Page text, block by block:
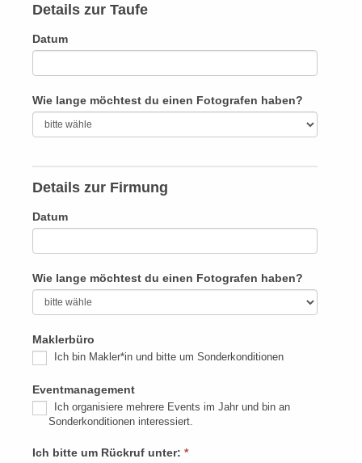
Details zur Taufe
Datum
Wie lange möchtest du einen Fotografen haben?
Details zur Firmung
Datum
Wie lange möchtest du einen Fotografen haben?
Maklerbüro
Ich bin Makler*in und bitte um Sonderkonditionen
Eventmanagement
Ich organisiere mehrere Events im Jahr und bin an
Sonderkonditionen interessiert.
Ich bitte um Rückruf unter: *